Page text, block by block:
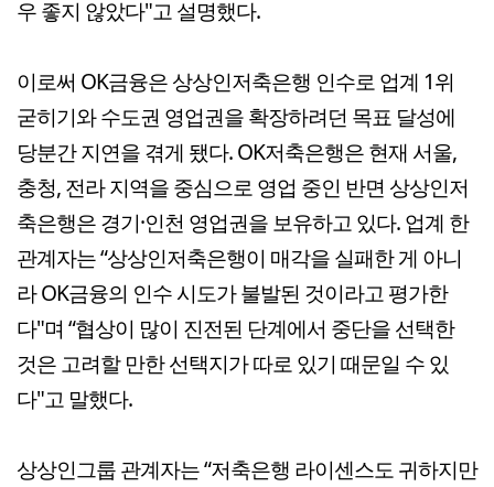
우 좋지 않았다"고 설명했다.
이로써 OK금융은 상상인저축은행 인수로 업계 1위
굳히기와 수도권 영업권을 확장하려던 목표 달성에
당분간 지연을 겪게 됐다. OK저축은행은 현재 서울,
충청, 전라 지역을 중심으로 영업 중인 반면 상상인저
축은행은 경기·인천 영업권을 보유하고 있다. 업계 한
관계자는 “상상인저축은행이 매각을 실패한 게 아니
라 OK금융의 인수 시도가 불발된 것이라고 평가한
다"며 “협상이 많이 진전된 단계에서 중단을 선택한
것은 고려할 만한 선택지가 따로 있기 때문일 수 있
다"고 말했다.
상상인그룹 관계자는 “저축은행 라이센스도 귀하지만